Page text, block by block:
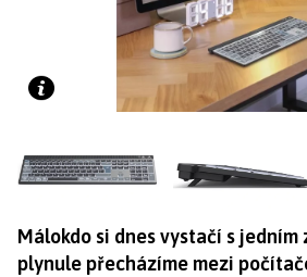
Málokdo si dnes vystačí s
plynule přecházíme mezi